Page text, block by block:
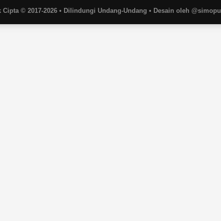
Cipta © 2017-2026 • Dilindungi Undang-Undang • Desain oleh